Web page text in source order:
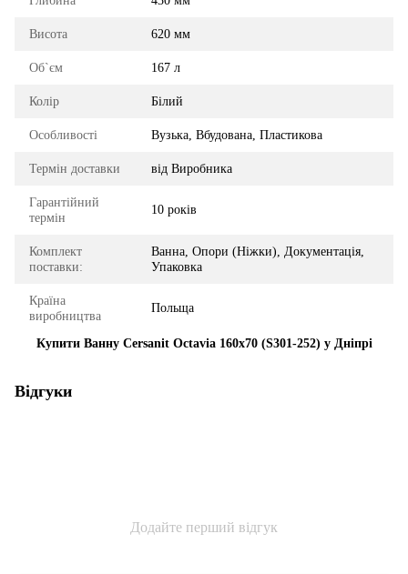
Висота 620 мм
Об`єм 167 л
Колір Білий
Особливості Вузька, Вбудована, Пластикова
Термін доставки від Виробника
Гарантійний
термін
10 років
Комплект
поставки:
Ванна, Опори (Ніжки), Документація,
Упаковка
Країна
виробництва
Польща
Купити Ванну Cersanit Octavia 160x70 (S301-252) у Дніпрі
Відгуки
Додайте перший відгук